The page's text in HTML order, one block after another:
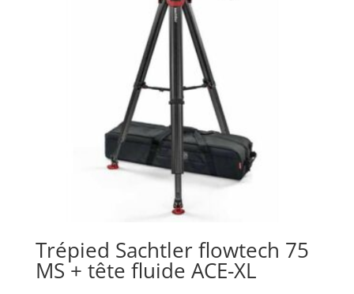
Trépied Sachtler flowtech 75
MS + tête fluide ACE-XL